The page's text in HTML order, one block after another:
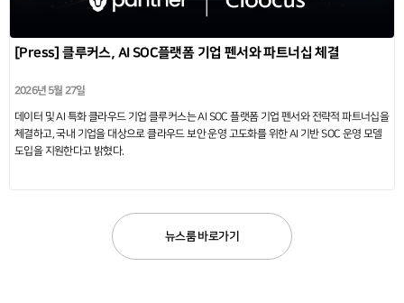
[Press] 클루커스, AI SOC플랫폼 기업 펜서와 파트너십 체결
2026년 5월 27일
데이터 및 AI 특화 클라우드 기업 클루커스는 AI SOC 플랫폼 기업 펜서와 전략적 파트너십을
체결하고, 국내 기업을 대상으로 클라우드 보안 운영 고도화를 위한 AI 기반 SOC 운영 모델
도입을 지원한다고 밝혔다.
뉴스룸 바로가기